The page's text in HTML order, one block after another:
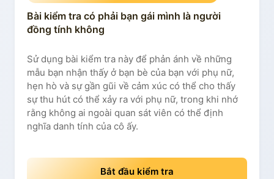
Bài kiểm tra có phải bạn gái mình là người
đồng tính không
Sử dụng bài kiểm tra này để phản ánh về những
mẫu bạn nhận thấy ở bạn bè của bạn với phụ nữ,
hẹn hò và sự gần gũi về cảm xúc có thể cho thấy
sự thu hút có thể xảy ra với phụ nữ, trong khi nhớ
rằng không ai ngoài quan sát viên có thể định
nghĩa danh tính của cô ấy.
Bắt đầu kiểm tra